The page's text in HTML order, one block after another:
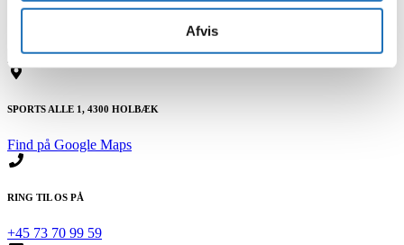
Afvis
Hvorfor ser Sportsbyens logo sådan ud?
3 tips til en sikker tur i vandet
SPORTS ALLE 1, 4300 HOLBÆK
Find på Google Maps
RING TIL OS PÅ
+45 73 70 99 59